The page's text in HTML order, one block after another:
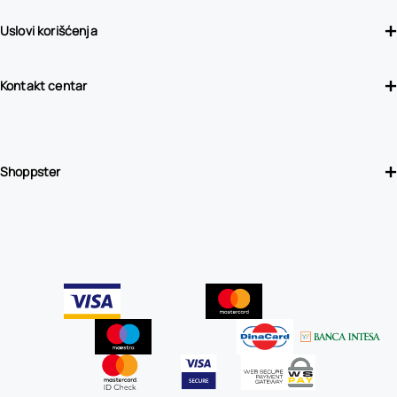
Uslovi korišćenja
Kontakt centar
Shoppster